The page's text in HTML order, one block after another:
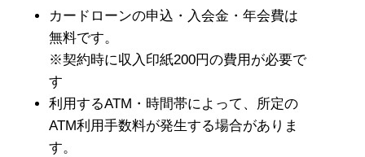
カードローンの申込・入会金・年会費は
無料です。
※契約時に収入印紙200円の費用が必要で
す
利用するATM・時間帯によって、所定の
ATM利用手数料が発生する場合がありま
す。